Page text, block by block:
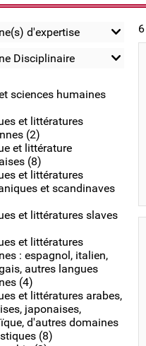
d'expertise
Disciplinaire
sciences humaines
et littératures
(2)
et littérature
(8)
et littératures
et scandinaves
et littératures slaves
et littératures
: espagnol, italien,
autres langues
(4)
et littératures arabes,
japonaises,
d'autres domaines
(8)